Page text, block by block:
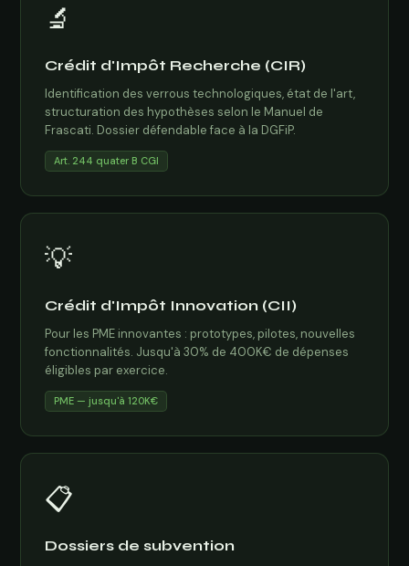
🔬
Crédit d'Impôt Recherche (CIR)
Identification des verrous technologiques, état de l'art,
structuration des hypothèses selon le Manuel de
Frascati. Dossier défendable face à la DGFiP.
Art. 244 quater B CGI
💡
Crédit d'Impôt Innovation (CII)
Pour les PME innovantes : prototypes, pilotes, nouvelles
fonctionnalités. Jusqu'à 30% de 400K€ de dépenses
éligibles par exercice.
PME — jusqu'à 120K€
📋
Dossiers de subvention